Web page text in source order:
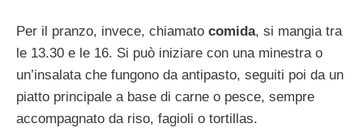
Per il pranzo, invece, chiamato comida, si mangia tra
le 13.30 e le 16. Si può iniziare con una minestra o
un’insalata che fungono da antipasto, seguiti poi da un
piatto principale a base di carne o pesce, sempre
accompagnato da riso, fagioli o tortillas.